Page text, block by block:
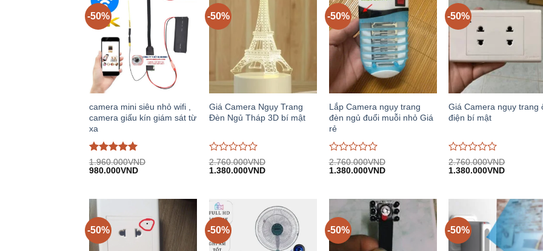
-50%
camera mini siêu nhỏ wifi ,
camera giấu kín giám sát từ
xa
Được đánh
giá5trên
1.960.000VND
Giá
980.000VNDGiá
-50%
Giá Camera Ngụy Trang
Đèn Ngủ Tháp 3D bí mật
Được
đánh
trên
5
2.760.000VND
Giá
1.380.000VNDGiá
-50%
Lắp Camera ngụy trang
đèn ngủ đuổi muỗi nhỏ Giá
rẻ
Được
đánh
trên
2.760.000VND
Giá
1.380.000VNDGiá
-50%
Giá Camera ngụy trang
điện bí mật
Được
đánh
trên
2.760.000VND
Giá
1.380.000VNDGiá
-50% -50% -50% -50%